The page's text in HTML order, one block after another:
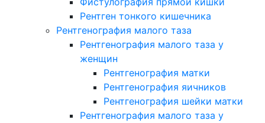
Рентген тонкого кишечника
Рентгенография малого таза
Рентгенография малого таза у
женщин
Рентгенография матки
Рентгенография яичников
Рентгенография шейки матки
Рентгенография малого таза у